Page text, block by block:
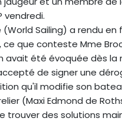
vendredi.
Sailing) a rendu en
que conteste Mme
avait été évoquée dès
de signer une
qu'il modifie son
(Maxi Edmond de
trouver des solutions